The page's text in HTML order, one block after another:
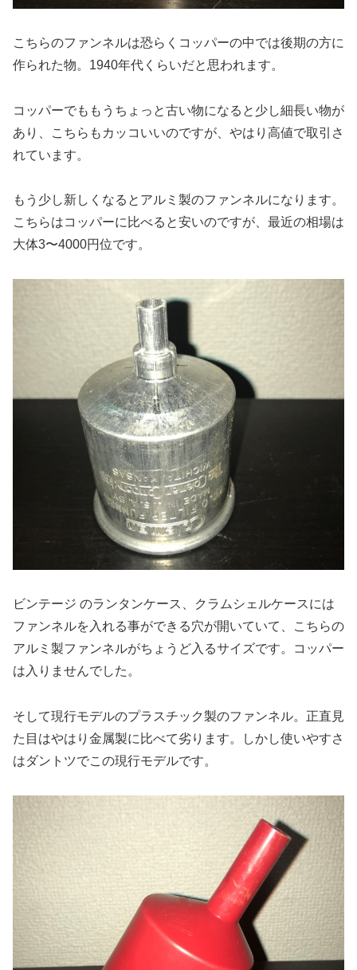
こちらのファンネルは恐らくコッパーの中では後期の方に
作られた物。1940年代くらいだと思われます。
コッパーでももうちょっと古い物になると少し細長い物が
あり、こちらもカッコいいのですが、やはり高値で取引さ
れています。
もう少し新しくなるとアルミ製のファンネルになります。
こちらはコッパーに比べると安いのですが、最近の相場は
大体3〜4000円位です。
ビンテージ のランタンケース、クラムシェルケースには
ファンネルを入れる事ができる穴が開いていて、こちらの
アルミ製ファンネルがちょうど入るサイズです。コッパー
は入りませんでした。
そして現行モデルのプラスチック製のファンネル。正直見
た目はやはり金属製に比べて劣ります。しかし使いやすさ
はダントツでこの現行モデルです。